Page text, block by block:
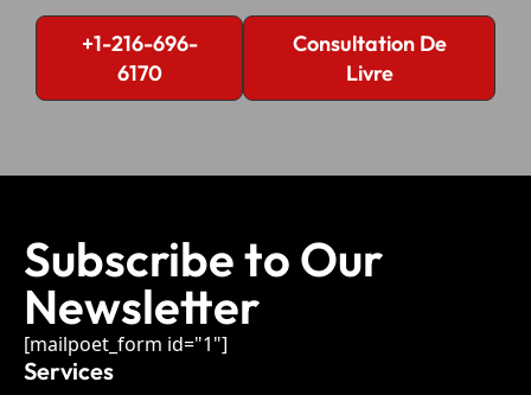
+1-216-696-
6170
Consultation De
Livre
Subscribe to Our
Newsletter
[mailpoet_form id="1"]
Services